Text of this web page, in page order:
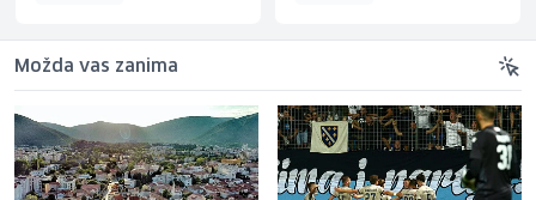
Možda vas zanima